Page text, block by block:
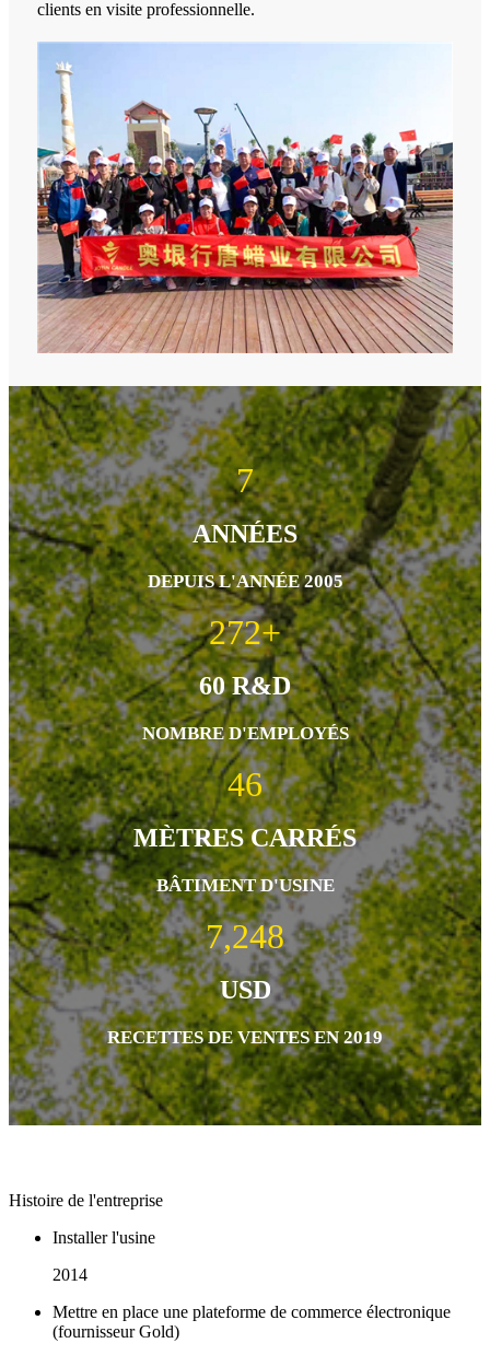
clients en visite professionnelle.
15
ANNÉES
DEPUIS L'ANNÉE 2005
600+
60 R&D
NOMBRE D'EMPLOYÉS
100
MÈTRES CARRÉS
BÂTIMENT D'USINE
16,000
USD
RECETTES DE VENTES EN 2019
Histoire de l'entreprise
Installer l'usine
2014
Mettre en place une plateforme de commerce électronique
(fournisseur Gold)